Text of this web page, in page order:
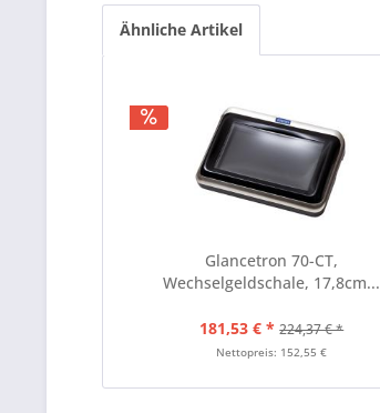
Ähnliche Artikel
Glancetron 70-CT,
Wechselgeldschale, 17,8cm...
181,53 € * 224,37 € *
Nettopreis: 152,55 €